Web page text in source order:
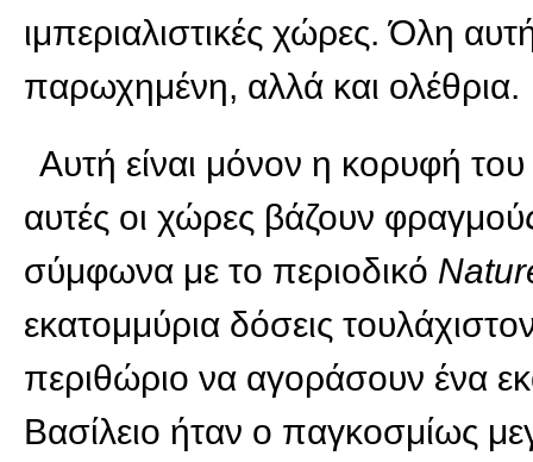
ιμπεριαλιστικές χώρες. Όλη
παρωχημένη, αλλά και ολέθρια.
Αυτή είναι μόνον η κορυφή
αυτές οι χώρες βάζουν
σύμφωνα με το περιοδικό
εκατομμύρια δόσεις
περιθώριο να αγοράσουν ένα
Βασίλειο ήταν ο παγκοσμίως